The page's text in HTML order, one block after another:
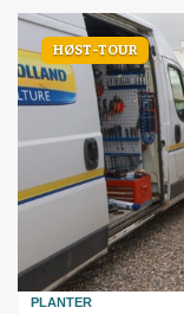
HØST-TOUR
PLANTER